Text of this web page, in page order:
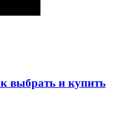
выбрать и купить